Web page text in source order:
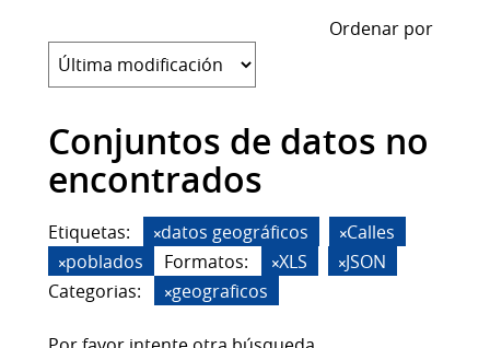
Ordenar por
Conjuntos de datos no
encontrados
Etiquetas: datos geográficos
Calles
poblados
Formatos: XLS
JSON
Categorias:
geograficos